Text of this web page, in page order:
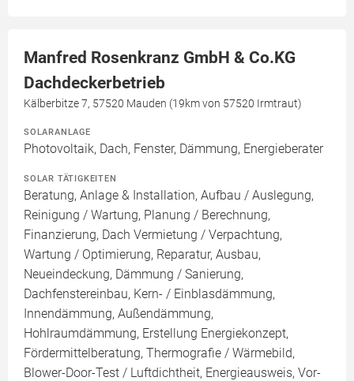
Manfred Rosenkranz GmbH & Co.KG
Dachdeckerbetrieb
Kälberbitze 7, 57520 Mauden (19km von 57520 Irmtraut)
SOLARANLAGE
Photovoltaik, Dach, Fenster, Dämmung, Energieberater
SOLAR TÄTIGKEITEN
Beratung, Anlage & Installation, Aufbau / Auslegung,
Reinigung / Wartung, Planung / Berechnung,
Finanzierung, Dach Vermietung / Verpachtung,
Wartung / Optimierung, Reparatur, Ausbau,
Neueindeckung, Dämmung / Sanierung,
Dachfenstereinbau, Kern- / Einblasdämmung,
Innendämmung, Außendämmung,
Hohlraumdämmung, Erstellung Energiekonzept,
Fördermittelberatung, Thermografie / Wärmebild,
Blower-Door-Test / Luftdichtheit, Energieausweis, Vor-